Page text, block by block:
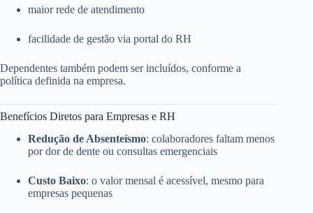
maior rede de atendimento
facilidade de gestão via portal do RH
Dependentes também podem ser incluídos, conforme a
política definida na empresa.
Benefícios Diretos para Empresas e RH
Redução de Absenteísmo: colaboradores faltam menos
por dor de dente ou consultas emergenciais
Custo Baixo: o valor mensal é acessível, mesmo para
empresas pequenas